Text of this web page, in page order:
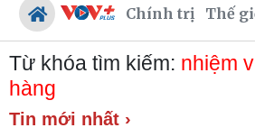
Chính trị Thế
Chính trị
Từ khóa tìm kiếm: nhiệm
hàng
Tin mới nhất ›